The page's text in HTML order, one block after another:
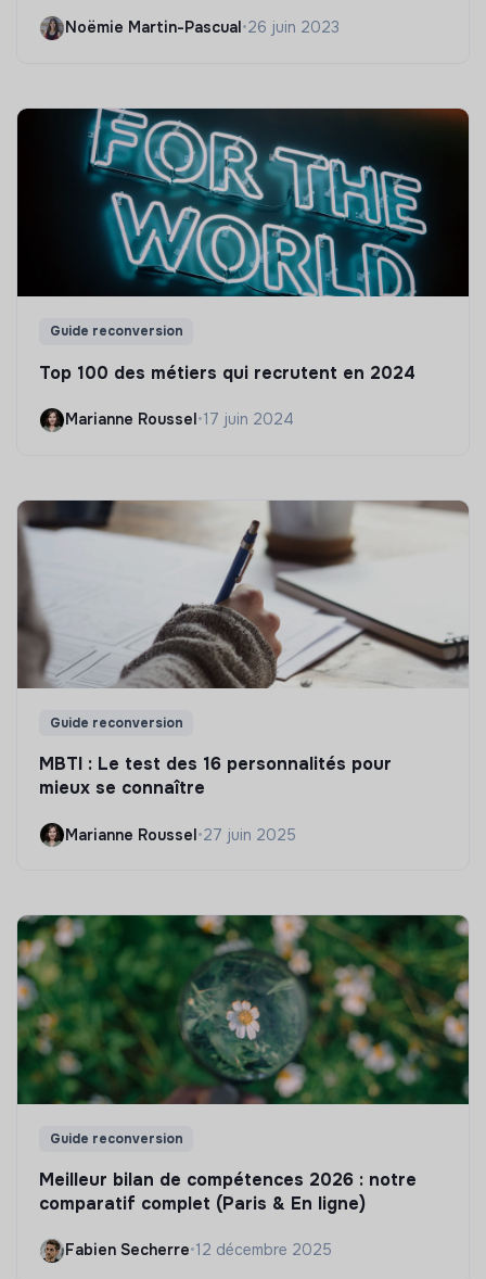
Noëmie Martin-Pascual •26 juin 2023
Guide reconversion
Top 100 des métiers qui recrutent en 2024
Marianne Roussel•17 juin 2024
Guide reconversion
MBTI : Le test des 16 personnalités pour
mieux se connaître
Marianne Roussel•27 juin 2025
Guide reconversion
Meilleur bilan de compétences 2026 : notre
comparatif complet (Paris & En ligne)
Fabien Secherre•12 décembre 2025